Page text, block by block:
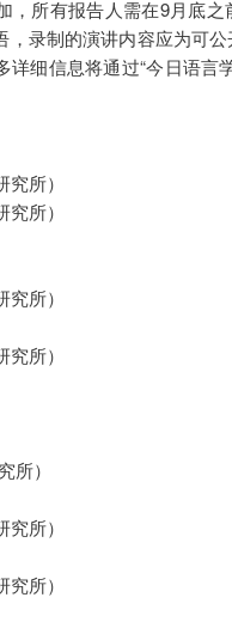
，所有报告人需在9月底
录制的演讲内容应为可
细信息将通过“今日语言
所）
所）
所）
所）
所）
所）
所）